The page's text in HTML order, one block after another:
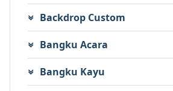
Backdrop Custom
Bangku Acara
Bangku Kayu